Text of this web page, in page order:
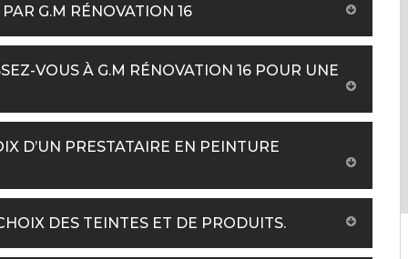
G.M RÉNOVATION 16
VOUS À G.M RÉNOVATION 16 POUR UNE
D’UN PRESTATAIRE EN PEINTURE
DES TEINTES ET DE PRODUITS.